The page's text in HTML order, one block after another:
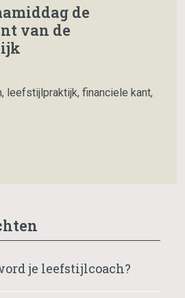
de
van de
, leefstijlpraktijk, financiele kant,
je leefstijlcoach?